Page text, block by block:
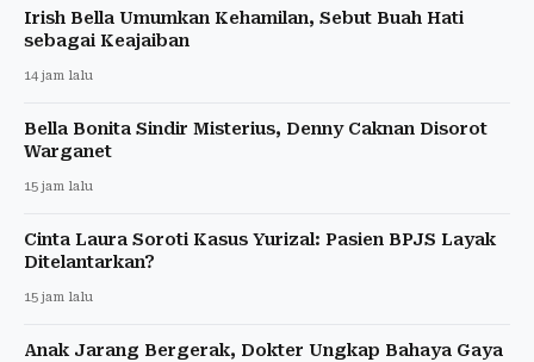
Irish Bella Umumkan Kehamilan, Sebut Buah Hati
sebagai Keajaiban
14 jam lalu
Bella Bonita Sindir Misterius, Denny Caknan Disorot
Warganet
15 jam lalu
Cinta Laura Soroti Kasus Yurizal: Pasien BPJS Layak
Ditelantarkan?
15 jam lalu
Anak Jarang Bergerak, Dokter Ungkap Bahaya Gaya